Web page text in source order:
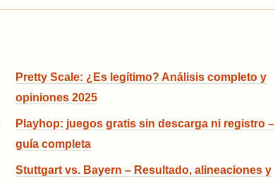
Pretty Scale: ¿Es legítimo? Análisis completo y
opiniones 2025
Playhop: juegos gratis sin descarga ni registro –
guía completa
Stuttgart vs. Bayern – Resultado, alineaciones y